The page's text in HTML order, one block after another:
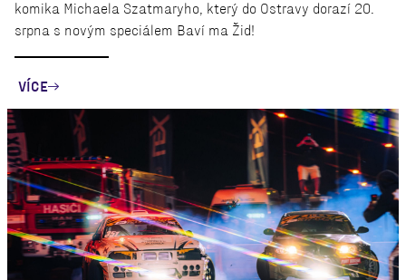
komika Michaela Szatmaryho, který do Ostravy dorazí 20.
srpna s novým speciálem Baví ma Žid!
VÍCE